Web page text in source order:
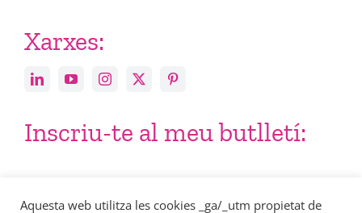
Xarxes:
Inscriu-te al meu butlletí:
Aquesta web utilitza les cookies _ga/_utm propietat de